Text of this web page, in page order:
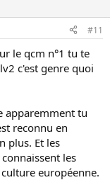
#11
le qcm n°1 tu te
c'est genre quoi
apparemment tu
reconnu en
plus. Et les
les
européenne.